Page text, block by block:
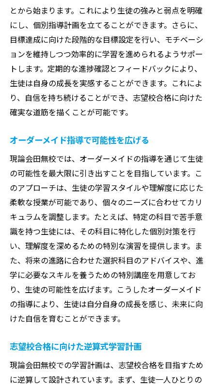
とから始まります。これにより生徒の強みと弱点を明確
にし、個別指導計画を立てることができます。さらに、
目標達成に向けた段階的な目標設定を行い、モチベーシ
ョンを維持しつつ効率的に学習を進められるようサポー
トします。定期的な進捗確認とフィードバックにより、
生徒は自身の成長を実感することができます。これによ
り、自信を持ち続けることができ、志望校合格に向けた
確実な道筋を描くことが可能です。
オーダーメイド指導で可能性を広げる
現論会田無校では、オーダーメイドの指導を通じて生徒
の可能性を最大限に引き出すことを目指しています。こ
のアプローチは、生徒の学習スタイルや理解度に応じた
柔軟な授業が可能であり、個々のニーズに合わせてカリ
キュラムを調整します。たとえば、特定の科目で苦手意
識を持つ生徒には、その科目に特化した個別対策を行
い、理解度を深めるための特別な演習を提供します。ま
た、将来の進路に合わせた選択科目のアドバイスや、進
学に必要なスキルを養うための特別講座を用意してお
り、生徒の可能性を広げます。こうしたオーダーメイド
の指導により、生徒は自分自身の成長を感じ、未来に向
けた自信を育むことができます。
志望校合格に向けた逆算式学習計画
現論会田無校での学習計画は、志望校合格を目指すため
に逆算して設計されています。まず、生徒一人ひとりの